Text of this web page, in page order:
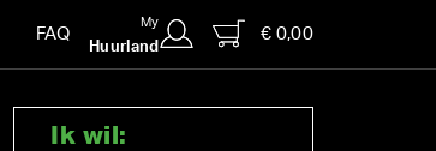
FAQ
My
Huurland
€ 0,00
Ik wil: